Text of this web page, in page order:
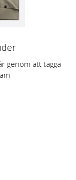
genom att tagga